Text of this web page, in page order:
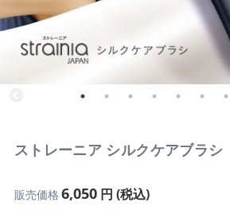
ストレーニア シルクケアブラシ
販売価格 6,050円 (税込)